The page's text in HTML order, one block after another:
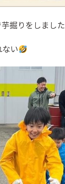
掘りをしました
い